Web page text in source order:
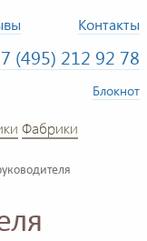
Контакты
(495) 212 92 78
Блокнот
Фабрики